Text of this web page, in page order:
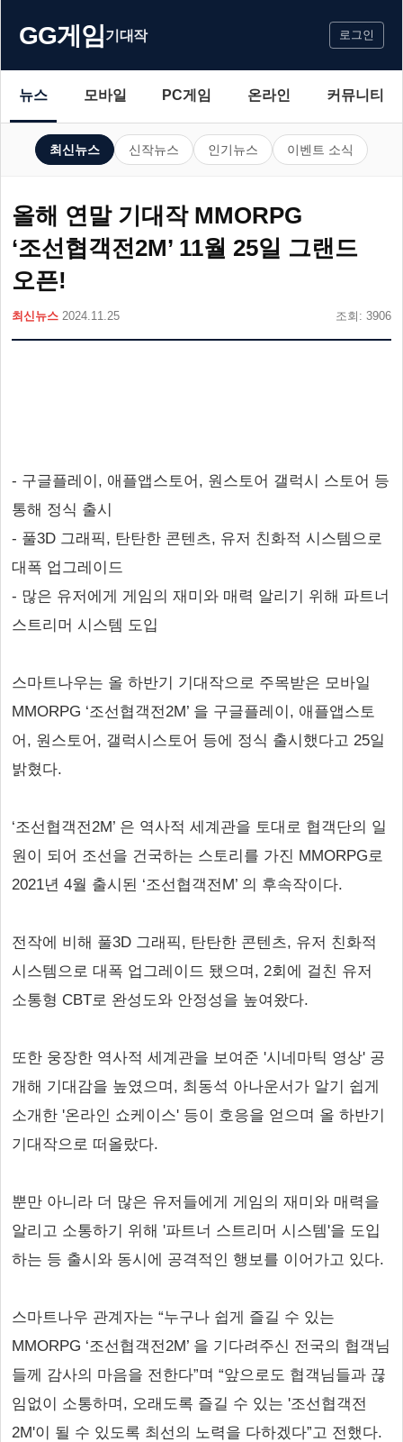
GG게임기대작 로그인
뉴스 모바일 PC게임 온라인 커뮤니티
최신뉴스 신작뉴스 인기뉴스 이벤트 소식
올해 연말 기대작 MMORPG
‘조선협객전2M’ 11월 25일 그랜드
오픈!
최신뉴스 2024.11.25 조회: 3906
- 구글플레이, 애플앱스토어, 원스토어 갤럭시 스토어 등
통해 정식 출시
- 풀3D 그래픽, 탄탄한 콘텐츠, 유저 친화적 시스템으로
대폭 업그레이드
- 많은 유저에게 게임의 재미와 매력 알리기 위해 파트너
스트리머 시스템 도입
스마트나우는 올 하반기 기대작으로 주목받은 모바일
MMORPG ‘조선협객전2M’ 을 구글플레이, 애플앱스토
어, 원스토어, 갤럭시스토어 등에 정식 출시했다고 25일
밝혔다.
‘조선협객전2M’ 은 역사적 세계관을 토대로 협객단의 일
원이 되어 조선을 건국하는 스토리를 가진 MMORPG로
2021년 4월 출시된 ‘조선협객전M’ 의 후속작이다.
전작에 비해 풀3D 그래픽, 탄탄한 콘텐츠, 유저 친화적
시스템으로 대폭 업그레이드 됐으며, 2회에 걸친 유저
소통형 CBT로 완성도와 안정성을 높여왔다.
또한 웅장한 역사적 세계관을 보여준 '시네마틱 영상' 공
개해 기대감을 높였으며, 최동석 아나운서가 알기 쉽게
소개한 '온라인 쇼케이스' 등이 호응을 얻으며 올 하반기
기대작으로 떠올랐다.
뿐만 아니라 더 많은 유저들에게 게임의 재미와 매력을
알리고 소통하기 위해 '파트너 스트리머 시스템'을 도입
하는 등 출시와 동시에 공격적인 행보를 이어가고 있다.
스마트나우 관계자는 “누구나 쉽게 즐길 수 있는
MMORPG ‘조선협객전2M’ 을 기다려주신 전국의 협객님
들께 감사의 마음을 전한다”며 “앞으로도 협객님들과 끊
임없이 소통하며, 오래도록 즐길 수 있는 '조선협객전
2M'이 될 수 있도록 최선의 노력을 다하겠다”고 전했다.